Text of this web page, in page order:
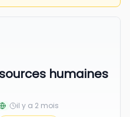
humaines
il y a 2 mois